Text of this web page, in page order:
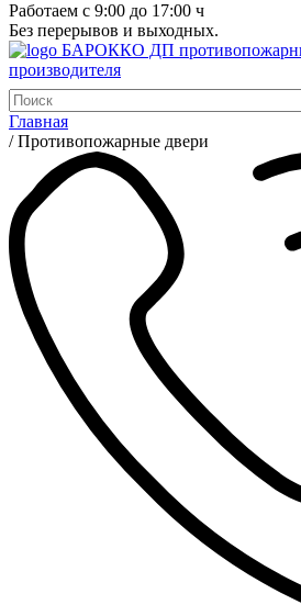
Работаем с 9:00 до 17:00 ч
Без перерывов и выходных.
БАРОККО ДП
производителя
Главная
/ Противопожарные двери